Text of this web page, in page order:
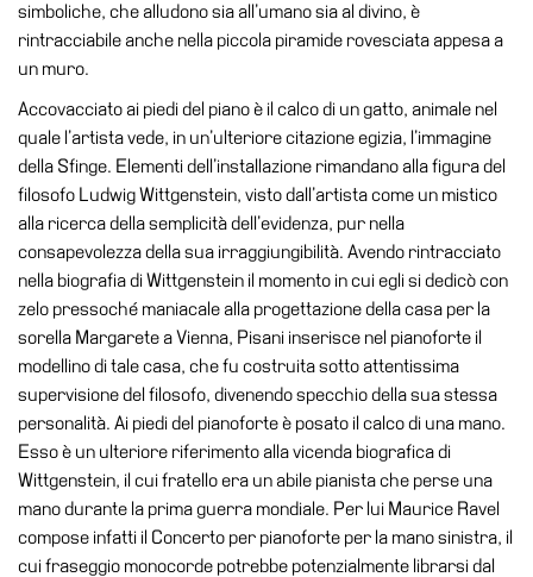
Ricerca
Storia
Tutte
sedi
Edificio
Castello
Manica
Villa
Cerruti
Cosmo
Visita
Biglietti
simboliche, che alludono sia all’umano sia al divino, è
rintracciabile anche nella piccola piramide rovesciata appesa a
un muro.
Accovacciato ai piedi del piano è il calco di un gatto, animale nel
quale l’artista vede, in un’ulteriore citazione egizia, l’immagine
della Sfinge. Elementi dell’installazione rimandano alla figura del
filosofo Ludwig Wittgenstein, visto dall’artista come un mistico
alla ricerca della semplicità dell’evidenza, pur nella
consapevolezza della sua irraggiungibilità. Avendo rintracciato
nella biografia di Wittgenstein il momento in cui egli si dedicò con
zelo pressoché maniacale alla progettazione della casa per la
sorella Margarete a Vienna, Pisani inserisce nel pianoforte il
modellino di tale casa, che fu costruita sotto attentissima
supervisione del filosofo, divenendo specchio della sua stessa
personalità. Ai piedi del pianoforte è posato il calco di una mano.
Esso è un ulteriore riferimento alla vicenda biografica di
Wittgenstein, il cui fratello era un abile pianista che perse una
mano durante la prima guerra mondiale. Per lui Maurice Ravel
compose infatti il Concerto per pianoforte per la mano sinistra, il
cui fraseggio monocorde potrebbe potenzialmente librarsi dal